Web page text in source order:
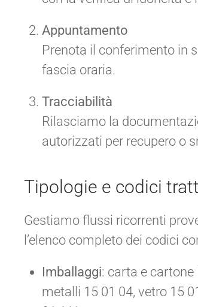
Appuntamento
Prenota il conferimento in
fascia oraria.
Tracciabilità
Rilasciamo la
autorizzati per recupero o
Tipologie e codici
Gestiamo flussi ricorrenti
l’elenco completo dei codici
Imballaggi: carta e cartone
metalli 15 01 04, vetro 15